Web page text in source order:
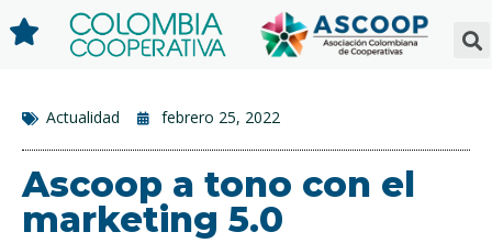
Actualidad febrero 25, 2022
Ascoop a tono con el
marketing 5.0